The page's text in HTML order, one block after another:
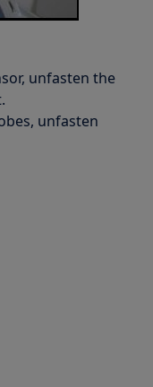
unfasten the
unfasten